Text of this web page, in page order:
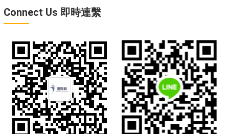
Connect Us 即時連繫